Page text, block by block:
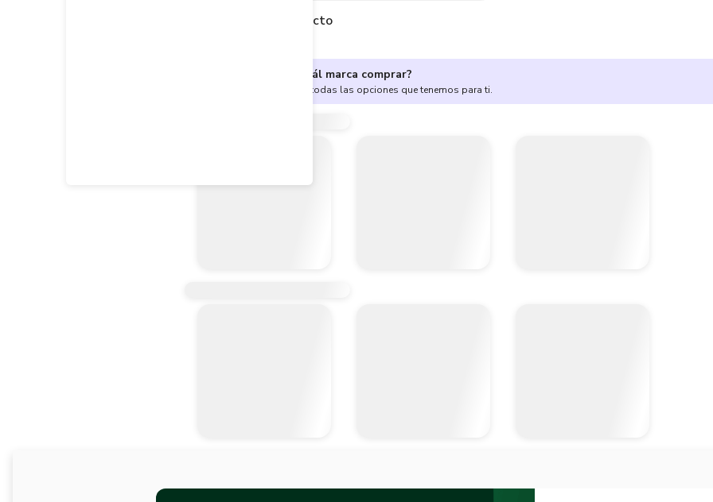
Descripción del producto
¿No sabes cuál marca comprar?
Encuentra aquí todas las opciones que tenemos para ti.